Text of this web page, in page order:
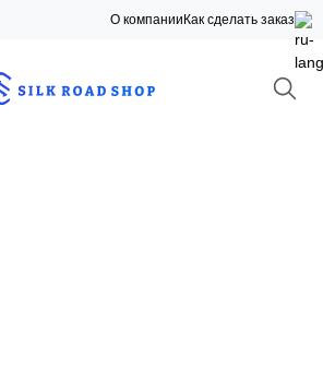
О компании Как сделать заказ